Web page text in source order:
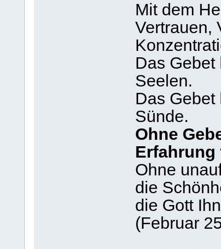
Mit dem
Vertrauen,
Das
Seelen.
Das Gebet
Sünde.
Ohne
Erfahrung
Ohne
die
die Gott
(Februar